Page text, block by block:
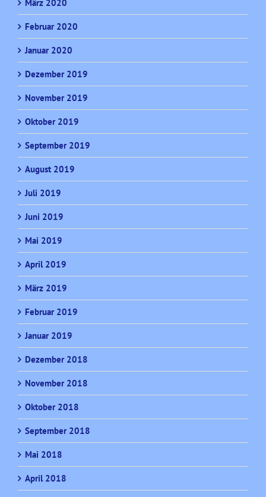
März 2020
Februar 2020
Januar 2020
Dezember 2019
November 2019
Oktober 2019
September 2019
August 2019
Juli 2019
Juni 2019
Mai 2019
April 2019
März 2019
Februar 2019
Januar 2019
Dezember 2018
November 2018
Oktober 2018
September 2018
Mai 2018
April 2018